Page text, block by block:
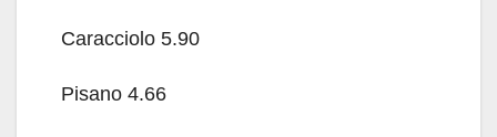
Caracciolo 5.90
Pisano 4.66